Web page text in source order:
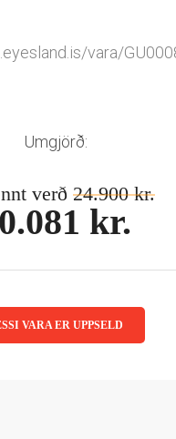
vara/
Umgjörð:
verð 24.900 kr.
kr.
VARA ER UPPSELD